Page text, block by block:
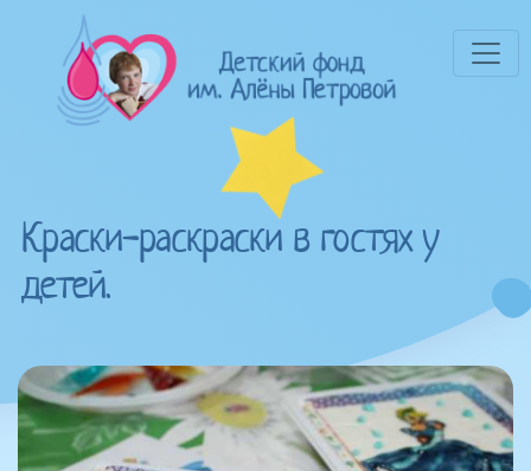
Краски-раскраски в гостях у
детей.